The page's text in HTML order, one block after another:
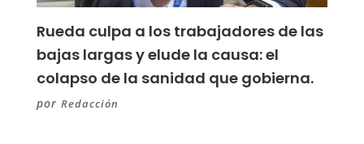
Rueda culpa a los trabajadores de las
bajas largas y elude la causa: el
colapso de la sanidad que gobierna.
por Redacción